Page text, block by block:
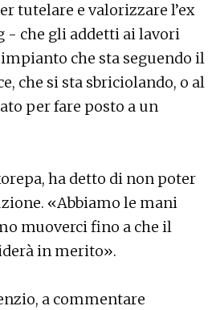
tutelare e valorizzare l’ex
- che gli addetti ai lavori
che sta seguendo il
che si sta sbriciolando, o al
per fare posto a un
ha detto di non poter
«Abbiamo le mani
muoverci fino a che il
in merito».
a commentare